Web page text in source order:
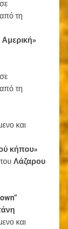
από τη
από τη
και
κήπου»
Λάζαρου
και